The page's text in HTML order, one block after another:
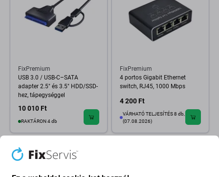
FixPremium
USB 3.0 / USB-C–SATA
adapter 2.5" és 3.5" HDD/SSD-
hez, tápegységgel
10 010 Ft
RAKTÁRON 4 db
FixPremium
4 portos Gigabit Ethernet
switch, RJ45, 1000 Mbps
4 200 Ft
VÁRHATÓ TELJESÍTÉS 8 db,
(07.08.2026)